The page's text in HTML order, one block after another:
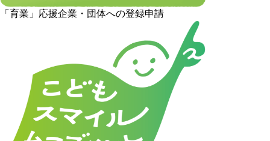
「育業」応援企業・団体への登録申請